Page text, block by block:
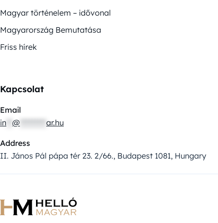
Magyar történelem – idővonal
Magyarország Bemutatása
Friss hírek
Kapcsolat
Email
in @ ar.hu
Address
II. János Pál pápa tér 23. 2/66., Budapest 1081, Hungary